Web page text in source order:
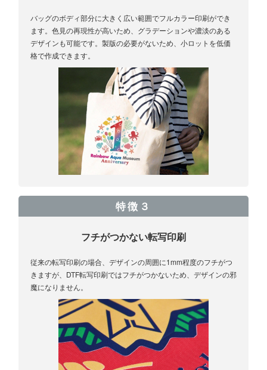
バッグのボディ部分に大きく広い範囲でフルカラー印刷ができ
ます。色見の再現性が高いため、グラデーションや濃淡のある
デザインも可能です。製版の必要がないため、小ロットを低価
格で作成できます。
特徴３
フチがつかない転写印刷
従来の転写印刷の場合、デザインの周囲に1mm程度のフチがつ
きますが、DTF転写印刷ではフチがつかないため、デザインの邪
魔になりません。